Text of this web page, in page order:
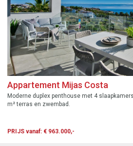
Appartement Mijas Costa
Moderne duplex penthouse met 4
m² terras en zwembad.
PRIJS vanaf: € 963.000,-